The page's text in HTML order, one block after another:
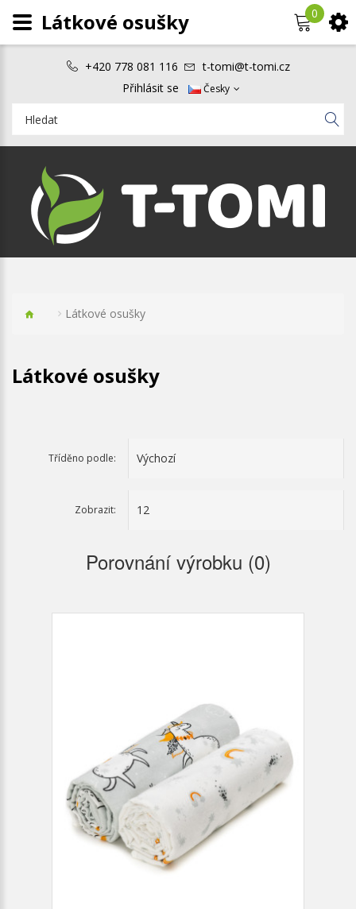
+420 778 081 116
t-tomi@t-tomi.cz
Přihlásit se
Česky
0
Látkové osušky
Látkové osušky
Tříděno podle:
Zobrazit:
Porovnání výrobku (0)
Látkové osušky